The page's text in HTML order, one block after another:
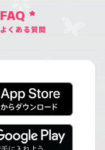
FAQ
よくある質問